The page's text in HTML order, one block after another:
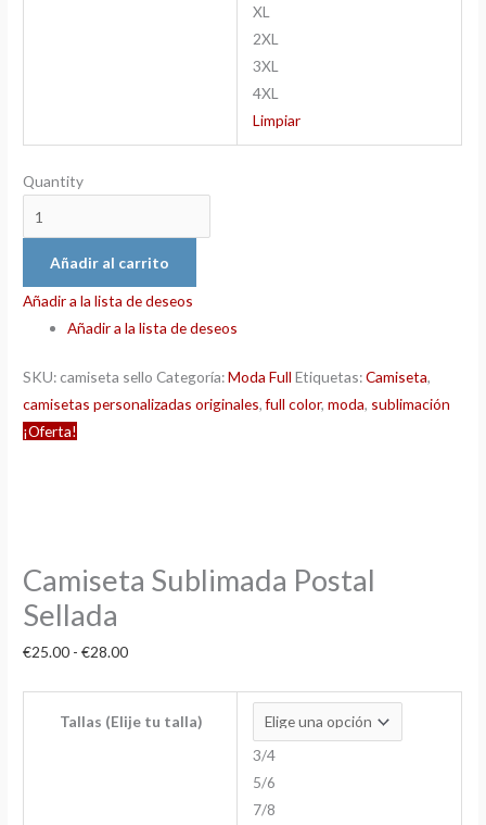
XL
2XL
3XL
4XL
Limpiar
Quantity
Añadir al carrito
Añadir a la lista de deseos
Añadir a la lista de deseos
SKU: camiseta sello Categoría:Moda Full Etiquetas:Camiseta,
camisetas personalizadas originales,full color,moda, sublimación
¡Oferta!
Camiseta Sublimada Postal
Sellada
€25.00 - €28.00
Tallas (Elije tu talla)
3/4
5/6
7/8